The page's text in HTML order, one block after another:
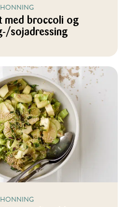
HONNING
med broccoli og
sojadressing
HONNING